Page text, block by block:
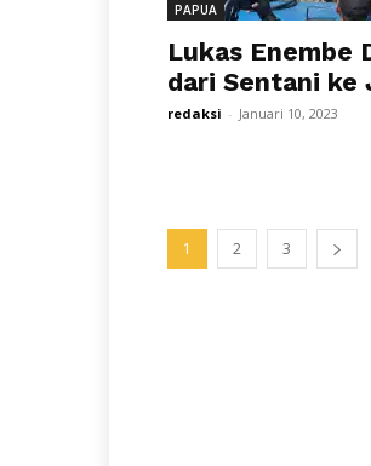
PAPUA
Lukas Enembe
dari Sentani ke
redaksi - Januari 10, 2023
1 2 3